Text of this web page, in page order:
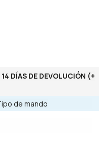
DÍAS DE DEVOLUCIÓN (+
de mando